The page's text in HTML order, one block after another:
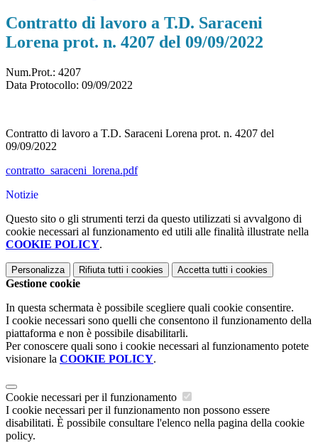
Contratto di lavoro a T.D. Saraceni
Lorena prot. n. 4207 del 09/09/2022
Num.Prot.: 4207
Data Protocollo: 09/09/2022
Contratto di lavoro a T.D. Saraceni Lorena prot. n. 4207 del
09/09/2022
contratto_saraceni_lorena.pdf
Notizie
Questo sito o gli strumenti terzi da questo utilizzati si avvalgono di
cookie necessari al funzionamento ed utili alle finalità illustrate nella
COOKIE POLICY.
Personalizza Rifiuta tutti i cookies Accetta tutti i cookies
Gestione cookie
In questa schermata è possibile scegliere quali cookie consentire.
I cookie necessari sono quelli che consentono il funzionamento della
piattaforma e non è possibile disabilitarli.
Per conoscere quali sono i cookie necessari al funzionamento potete
visionare la COOKIE POLICY.
Cookie necessari per il funzionamento
I cookie necessari per il funzionamento non possono essere
disabilitati. È possibile consultare l'elenco nella pagina della cookie
policy.